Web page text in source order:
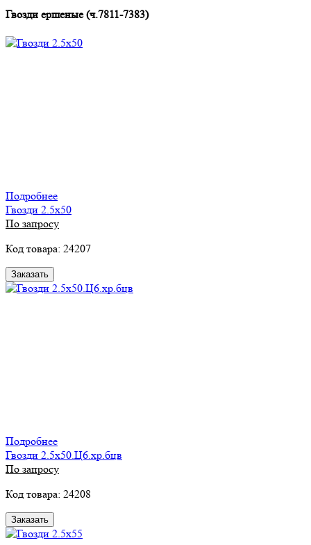
Гвозди ершеные (ч.7811-7383)
Подробнее
Гвозди 2.5х50
По запросу
Код товара: 24207
Заказать
Подробнее
Гвозди 2.5х50.Ц6.хр.бцв
По запросу
Код товара: 24208
Заказать